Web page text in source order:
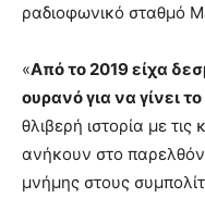
ραδιοφωνικό σταθμό
«Από το 2019 είχα
ουρανό για να γίνει
θλιβερή ιστορία με
ανήκουν στο
μνήμης στους